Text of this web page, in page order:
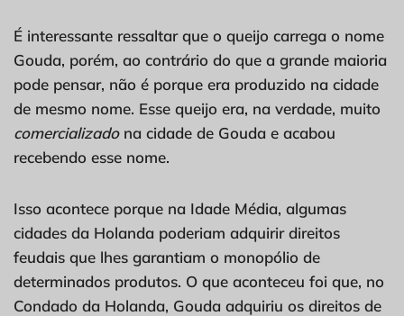
É interessante ressaltar que o queijo carrega o nome
Gouda, porém, ao contrário do que a grande maioria
pode pensar, não é porque era produzido na cidade
de mesmo nome. Esse queijo era, na verdade, muito
comercializadona cidade de Gouda e acabou
recebendo esse nome.
Isso acontece porque na Idade Média, algumas
cidades da Holanda poderiam adquirir direitos
feudais que lhes garantiam o monopólio de
determinados produtos. O que aconteceu foi que, no
Condado da Holanda, Gouda adquiriu os direitos de